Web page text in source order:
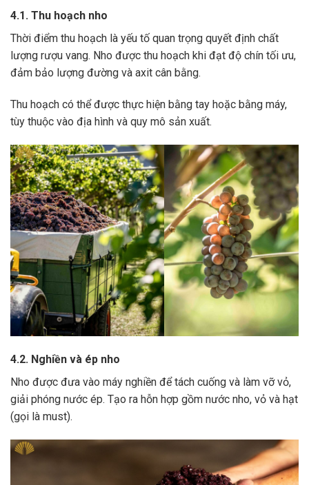
4.1. Thu hoạch nho
Thời điểm thu hoạch là yếu tố quan trọng quyết định chất
lượng rượu vang. Nho được thu hoạch khi đạt độ chín tối ưu,
đảm bảo lượng đường và axit cân bằng.
Thu hoạch có thể được thực hiện bằng tay hoặc bằng máy,
tùy thuộc vào địa hình và quy mô sản xuất.
4.2. Nghiền và ép nho
Nho được đưa vào máy nghiền để tách cuống và làm vỡ vỏ,
giải phóng nước ép. Tạo ra hỗn hợp gồm nước nho, vỏ và hạt
(gọi là must).